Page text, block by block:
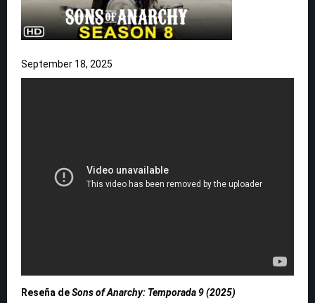
September 18, 2025
Reseña deSons of Anarchy: Temporada 9 (2025)